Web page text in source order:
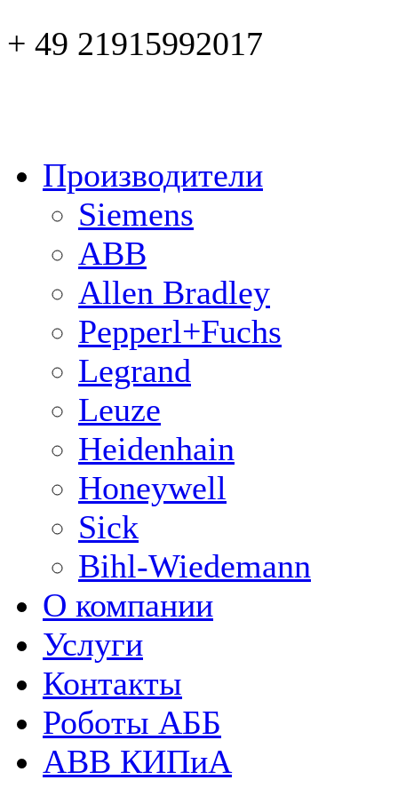
+ 49 21915992017
Производители
Siemens
ABB
Allen Bradley
Pepperl+Fuchs
Legrand
Leuze
Heidenhain
Honeywell
Sick
Bihl-Wiedemann
О компании
Услуги
Контакты
Роботы АББ
ABB КИПиА